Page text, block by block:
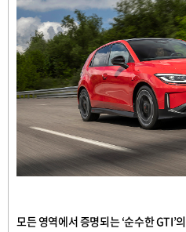
모든영역에서증명되는‘순수한GTI’의